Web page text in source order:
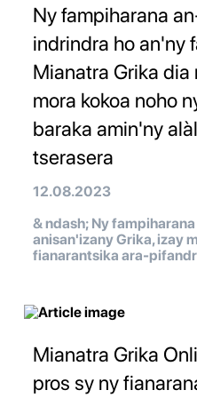
Ny fampiharana
indrindra ho an'ny
Mianatra Grika
mora kokoa noho
baraka amin'ny
tserasera
12.08.2023
& ndash; Ny
anisan'izany Grika, izay
fianarantsika ara-
Mianatra Grika
pros sy ny